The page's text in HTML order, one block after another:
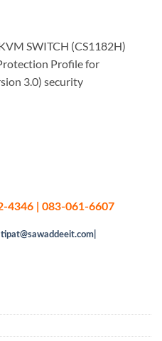
SWITCH (CS1182H)
Profile for
3.0) security
4346 | 083-061-6607